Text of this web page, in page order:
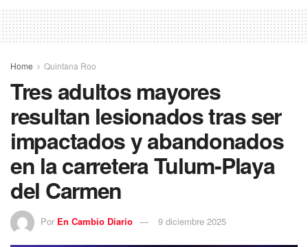
Home Quintana Roo
Tres adultos mayores
resultan lesionados tras ser
impactados y abandonados
en la carretera Tulum-Playa
del Carmen
Por En Cambio Diario 9 diciembre 2025